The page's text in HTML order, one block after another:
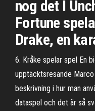
nog det I
Fortune
Drake, en
6. Kråke spelar spel En
upptäcktsresande
beskrivning i hur man
dataspel och det är så